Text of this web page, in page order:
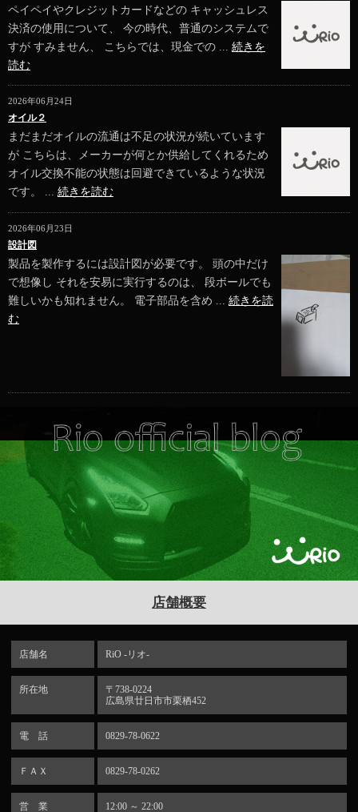
ペイペイやクレジットカードなどの キャッシュレス
決済の使用について、 今の時代、普通のシステムで
すが すみません、 こちらでは、現金での ... 続きを
読む
2026年06月24日
オイル２
まだまだオイルの流通は不足の状況が続いています
が こちらは、メーカーが何とか供給してくれるため
オイル交換不能の状態は回避できているような状況
です。 ... 続きを読む
2026年06月23日
設計図
製品を製作するには設計図が必要です。 頭の中だけ
で想像し それを安易に実行するのは、 段ボールでも
難しいかも知れません。 電子部品を含め ... 続きを読
む
店舗概要
店舗名 RiO -リオ-
所在地
〒738-0224
広島県廿日市市栗栖452
電 話 0829-78-0622
ＦＡＸ 0829-78-0262
営 業 12:00 ～ 22:00